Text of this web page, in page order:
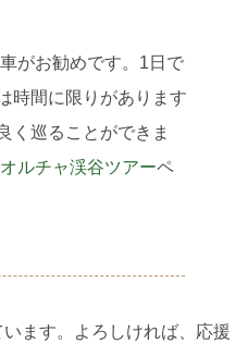
がお勧めです。1日で
時間に限りがあります
く巡ることができま
ルチャ渓谷ツアーペ
ます。よろしければ、応援